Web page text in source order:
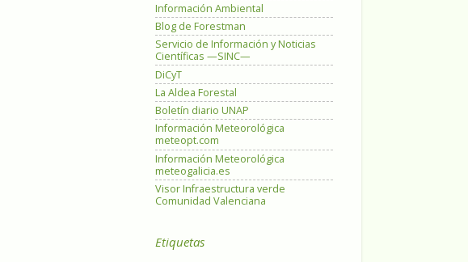
Información Ambiental
Blog de Forestman
Servicio de Información y Noticias
Científicas —SINC—
DiCyT
La Aldea Forestal
Boletín diario UNAP
Información Meteorológica
meteopt.com
Información Meteorológica
meteogalicia.es
Visor Infraestructura verde
Comunidad Valenciana
Etiquetas